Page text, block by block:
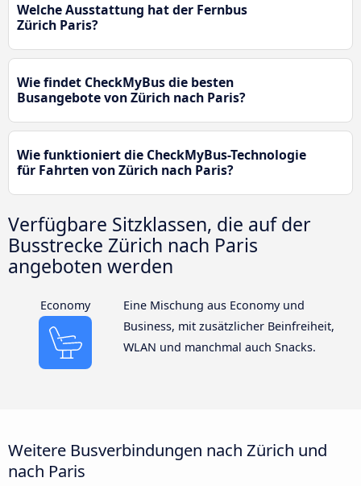
Welche Ausstattung hat der Fernbus
Zürich Paris?
Wie findet CheckMyBus die besten
Busangebote von Zürich nach Paris?
Wie funktioniert die CheckMyBus-Technologie
für Fahrten von Zürich nach Paris?
Verfügbare Sitzklassen, die auf der
Busstrecke Zürich nach Paris
angeboten werden
Economy
Eine Mischung aus Economy und
Business, mit zusätzlicher Beinfreiheit,
WLAN und manchmal auch Snacks.
Weitere Busverbindungen nach Zürich und
nach Paris